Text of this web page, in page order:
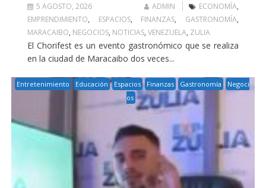
5 AGOSTO, 2026 ADMIN ECONOMÍA,
EMPRENDIMIENTO, ESPACIOS, FINANZAS, GASTRONOMÍA,
MARACAIBO, NEGOCIOS, NOTICIAS, VENEZUELA, ZULIA
El Chorifest es un evento gastronómico que se realiza
en la ciudad de Maracaibo dos veces...
Entretenimiento Educación Espacios Finanzas Gastronomía
Negoci
os